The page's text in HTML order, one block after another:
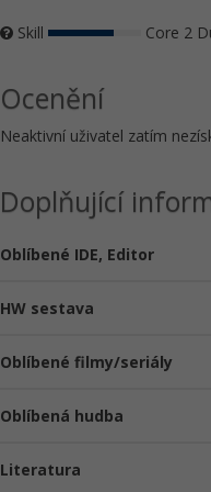
Skill Core 2
Ocenění
Neaktivní uživatel zatím
Doplňující
Oblíbené IDE, Editor
HW sestava
Oblíbené filmy/seriály
Oblíbená hudba
Literatura